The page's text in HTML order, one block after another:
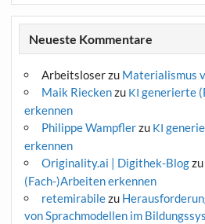
Neueste Kommentare
Arbeitsloserzu Materialismus
Maik Rieckenzu KI generierte
erkennen
Philippe Wampflerzu KI
erkennen
Originality.ai | Digithek-Blogzu
(Fach-)Arbeiten erkennen
retemirabilezu
von Sprachmodellen im